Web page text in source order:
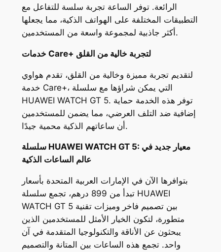
الرائعة. توفر الساعة تجربة سلسة للتفاعل مع
التطبيقات المختلفة على الهواتف الذكية، مما يجعلها
أكثر جاذبية لمجموعة واسعة من المستخدمين.
خدمات Care+ لتجربة خالية من القلق
لتقديم تجربة مميزة وخالية من القلق، تقدم هواوي
خدمة Care+، التي يمكن شراؤها مع سلسلة
HUAWEI WATCH GT 5. توفر هذه الخدمة حماية
إضافية ضد التلف العرضي، مما يضمن للمستخدمين
أن ساعاتهم الذكية محمية جيدًا.
سلسلة HUAWEI WATCH GT 5: معيار جديد في
عالم الساعات الذكية
بتوافرها الآن في الإمارات العربية المتحدة بأسعار
تبدأ من 899 درهم، تجمع سلسلة HUAWEI
WATCH GT 5 بين تصميم فاخر وميزات تقنية
متطورة، لتكون الخيار الأمثل للمستخدمين الذين
يبحثون عن الأناقة والتكنولوجيا المتقدمة في آن
واحد. تجمع هذه الساعات بين المتانة والتصميم